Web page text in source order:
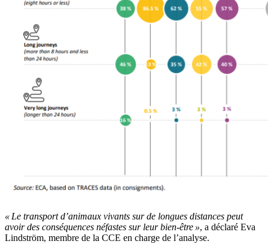
« Le transport d’animaux vivants sur de longues distances peut
avoir des conséquences néfastes sur leur bien-être », a déclaré Eva
Lindström, membre de la CCE en charge de l’analyse.